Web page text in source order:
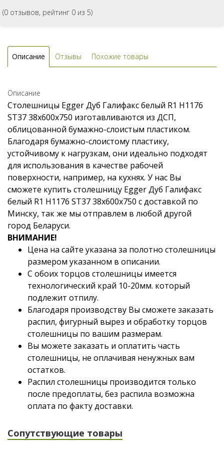
(0 отзывов, рейтинг 0 из 5)
Описание Отзывы Похожие товары
Описание
Столешницы Egger Дуб Галифакс белый R1 H1176
ST37 38x600x750 изготавливаются из ДСП,
облицованной бумажно-слоистым пластиком.
Благодаря бумажно-слоистому пластику,
устойчивому к нагрузкам, они идеально подходят
для использования в качестве рабочей
поверхности, например, на кухнях. У нас Вы
сможете купить столешницу Egger Дуб Галифакс
белый R1 H1176 ST37 38x600x750 с доставкой по
Минску, так же мы отправлем в любой другой
город Беларуси.
ВНИМАНИЕ!
Цена на сайте указана за полотно столешницы
размером указанном в описании.
С обоих торцов столешницы имеется
технологический край 10-20мм. который
подлежит отпилу.
Благодаря производству Вы сможете заказать
распил, фигурный вырез и обработку торцов
столешницы по вашим размерам.
Вы можете заказать и оплатить часть
столешницы, не оплачивая ненужных вам
остатков.
Распил столешницы производится только
после предоплаты, без распила возможна
оплата по факту доставки.
Сопутствующие товары